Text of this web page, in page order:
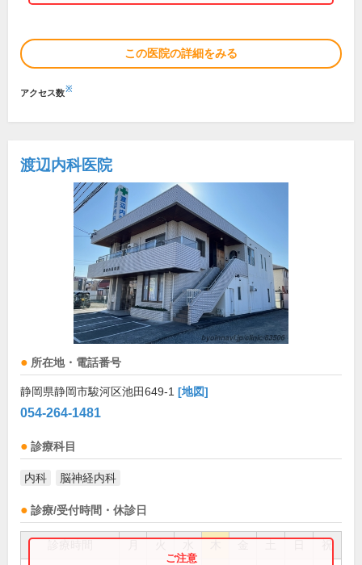
この医院の詳細をみる
アクセス数※
渡辺内科医院
所在地・電話番号
静岡県静岡市駿河区池田649-1 [地図]
054-264-1481
診療科目
内科 脳神経内科
診療/受付時間・休診日
祝